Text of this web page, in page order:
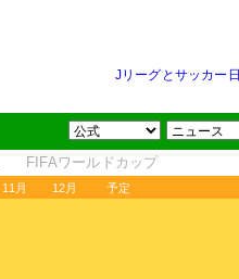
Jリーグとサッカー
FIFAワールドカップ
11月 12月 予定